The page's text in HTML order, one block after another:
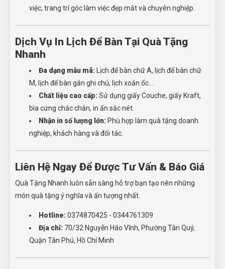
việc, trang trí góc làm việc đẹp mắt và chuyên nghiệp.
Dịch Vụ In Lịch Để Bàn Tại Quà Tặng
Nhanh
Đa dạng mẫu mã: Lịch để bàn chữ A, lịch để bàn chữ
M, lịch để bàn gắn ghi chú, lịch xoắn ốc...
Chất liệu cao cấp: Sử dụng giấy Couche, giấy Kraft,
bìa cứng chắc chắn, in ấn sắc nét.
Nhận in số lượng lớn: Phù hợp làm quà tặng doanh
nghiệp, khách hàng và đối tác.
Liên Hệ Ngay Để Được Tư Vấn & Báo Giá
Quà Tặng Nhanh luôn sẵn sàng hỗ trợ bạn tạo nên những
món quà tặng ý nghĩa và ấn tượng nhất.
Hotline: 0374870425 - 0344761309
Địa chỉ: 70/32 Nguyễn Háo Vĩnh, Phường Tân Quý,
Quận Tân Phú, Hồ Chí Minh